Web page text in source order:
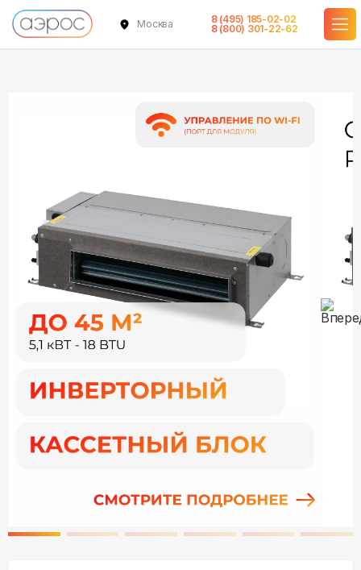
Москва
8 (495) 185-02-02
8 (800) 301-22-62
в наличии
в наличии